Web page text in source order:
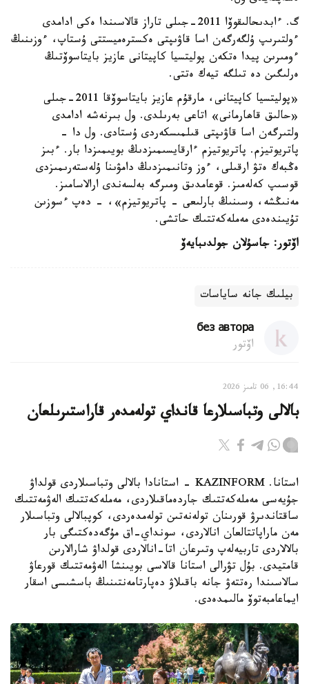
گ. ءابدىحالىقوۆا 2011-جىلى تاراز قالاسىندا ەكى ادامدى
ءولتىرىپ ۇلگەرگەن اسا قاۋىپتى ەكسترەميستتى ۇستاپ، ءوزىنىڭ
ءومىرىن پيدا ەتكەن پوليتسيا كاپيتانى عازيز بايتاسوۆتىڭ
ەرلىگىن دە تىلگە تيەك ەتتى.
«پوليتسيا كاپيتانى، مارقۇم عازيز بايتاسوۆقا 2011-جىلى
«حالىق قاھارمانى» اتاعى بەرىلدى. ول بىرنەشە ادامدى
ولتىرگەن اسا قاۋىپتى قىلمىسكەردى ۇستادى. ول دا -
پاتريوتيزم. پاتريوتيزم ءارقايسىمىزدىڭ بويىمىزدا بار. ءبىز
ەڭبەك ەتۋ ارقىلى، ءوز وتانىمىزدىڭ دامۋىنا ۇلەستەرىمىزدى
قوسىپ كەلەمىز. قوعامدىق ومىرگە بەلسەندى ارالاسامىز.
مەنىڭشە، وسىنىڭ بارلىعى - پاتريوتيزم»، - دەپ ءسوزىن
تۇيىندەدى مەملەكەتتىك حاتشى.
اۆتور: جاسۇلان جولدىبايەۆ
بيلىك جانە ساياسات
без автора
اۆتور
16:44, 06 تامىز 2026
بالالى وتباسىلارعا قانداي تولەمدەر قاراستىرىلعان
استانا. KAZINFORM - استانادا بالالى وتباسىلاردى قولداۋ
جۇيەسى مەملەكەتتىك جاردەماقىلاردى، مەملەكەتتىك الەۋمەتتىك
ساقتاندىرۋ قورىنان تولەنەتىن تولەمدەردى، كوپبالالى وتباسىلار
مەن ماراپاتتالعان انالاردى، سونداي-اق مۇگەدەكتىگى بار
بالالاردى تاربيەلەپ وتىرعان اتا-انالاردى قولداۋ شارالارىن
قامتيدى. بۇل تۋرالى استانا قالاسى بويىنشا الەۋمەتتىك قورعاۋ
سالاسىندا رەتتەۋ جانە باقىلاۋ دەپارتامەنتىنىڭ باسشىسى اسقار
ايماعامبەتوۆ مالىمدەدى.